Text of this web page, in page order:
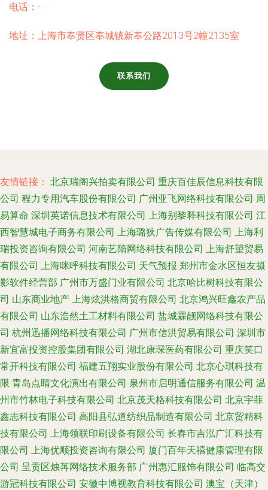
电话：-
地址：上海市奉贤区奉城镇新奉公路2013号2幢2135室
联系我们
友情链接： 北京瑞阁兴拍卖有限公司 重庆百佳辰信息科技有限
公司 程力专用汽车股份有限公司 广州亚飞网络科技有限公司 周
易算命 深圳英诺信息技术有限公司 上海别黎释科技有限公司 江
西智慧城电子商务有限公司
上海璐狄广告传媒有限公司
上海利
瑞投资咨询有限公司 河南艺隋网络科技有限公司
上海舒望贸易
有限公司
上海咪呼科技有限公司 天气预报 郑州市金水区恒友摄
影软件经营部 广州市万盛门业有限公司 北京哈比树科技有限公
司 山东商业地产 上海炫洪格商贸有限公司 北京鸿兴旺鑫农产品
有限公司 山东浩然土工材料有限公司 盐城霖靓网络科技有限公
司 杭州迅播网络科技有限公司 广州市信洪贸易有限公司 深圳市
新宜富投资控股集团有限公司 湖北康琛医药有限公司 重庆笑口
常开科技有限公司 福建五翔实业股份有限公司 北京心琪科技有
限 青岛点睛文化演出有限公司 泉州市启明通信服务有限公司 温
州市竹林电子科技有限公司 北京茂天格科技有限公司 北京宇菲
鑫志科技有限公司 高阳县弘道纺织品制造有限公司 北京贸精科
技有限公司
上海领联印刷设备有限公司 长春市吉泓广汇科技有
限公司
上海优顺投资咨询有限公司 厦门百年天禧健康管理有限
公司 呈贡区烛苒网络技术服务部 广州惠汇服饰有限公司 临高交
游冠科技有限公司 安徽中博视教育科技有限公司 澳宝（天津）